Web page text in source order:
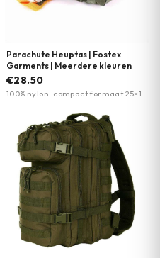
Parachute Heuptas | Fostex
Garments | Meerdere kleuren
€28.50
100% nylon · compact formaat 25×15